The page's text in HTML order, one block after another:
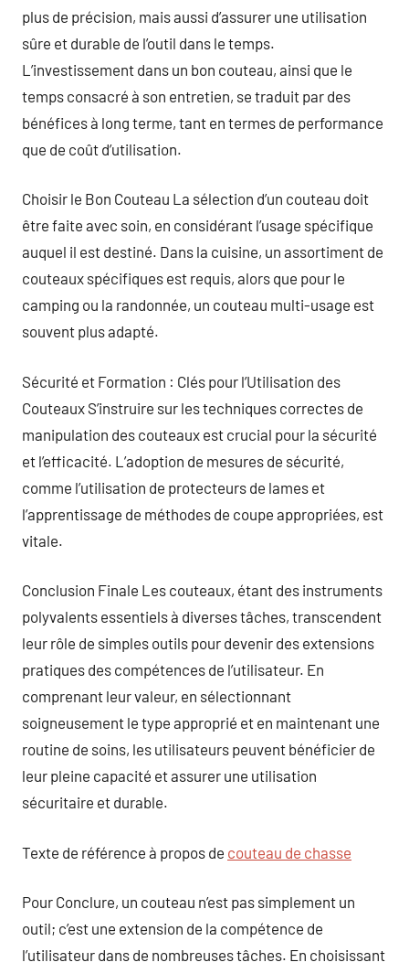
plus de précision, mais aussi d’assurer une utilisation
sûre et durable de l’outil dans le temps.
L’investissement dans un bon couteau, ainsi que le
temps consacré à son entretien, se traduit par des
bénéfices à long terme, tant en termes de performance
que de coût d’utilisation.
Choisir le Bon Couteau La sélection d’un couteau doit
être faite avec soin, en considérant l’usage spécifique
auquel il est destiné. Dans la cuisine, un assortiment de
couteaux spécifiques est requis, alors que pour le
camping ou la randonnée, un couteau multi-usage est
souvent plus adapté.
Sécurité et Formation : Clés pour l’Utilisation des
Couteaux S’instruire sur les techniques correctes de
manipulation des couteaux est crucial pour la sécurité
et l’efficacité. L’adoption de mesures de sécurité,
comme l’utilisation de protecteurs de lames et
l’apprentissage de méthodes de coupe appropriées, est
vitale.
Conclusion Finale Les couteaux, étant des instruments
polyvalents essentiels à diverses tâches, transcendent
leur rôle de simples outils pour devenir des extensions
pratiques des compétences de l’utilisateur. En
comprenant leur valeur, en sélectionnant
soigneusement le type approprié et en maintenant une
routine de soins, les utilisateurs peuvent bénéficier de
leur pleine capacité et assurer une utilisation
sécuritaire et durable.
Texte de référence à propos de couteau de chasse
Pour Conclure, un couteau n’est pas simplement un
outil; c’est une extension de la compétence de
l’utilisateur dans de nombreuses tâches. En choisissant